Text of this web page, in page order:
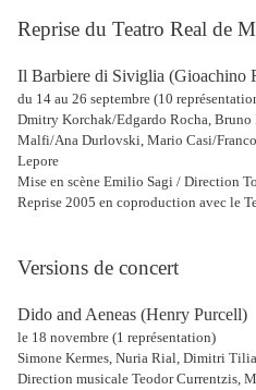
Reprise du Teatro Real de
Il Barbiere di Siviglia (Gioachino
du 14 au 26 septembre (10
Dmitry Korchak/Edgardo Rocha, Bruno
Malfi/Ana Durlovski, Mario Casi/
Lepore
Mise en scène Emilio Sagi / Direction
Reprise 2005 en coproduction avec le
Versions de concert
Dido and Aeneas (Henry Purcell)
le 18 novembre (1 représentation)
Simone Kermes, Nuria Rial, Dimitri
Direction musicale Teodor Currentzis,